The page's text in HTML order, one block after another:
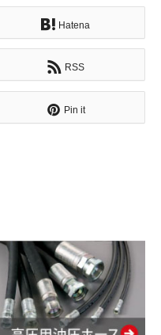
Hatena
RSS
Pin it